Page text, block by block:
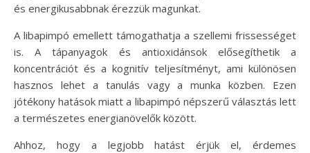
és energikusabbnak érezzük magunkat.
A libapimpó emellett támogathatja a szellemi frissességet
is. A tápanyagok és antioxidánsok elősegíthetik a
koncentrációt és a kognitív teljesítményt, ami különösen
hasznos lehet a tanulás vagy a munka közben. Ezen
jótékony hatások miatt a libapimpó népszerű választás lett
a természetes energianövelők között.
Ahhoz, hogy a legjobb hatást érjük el, érdemes